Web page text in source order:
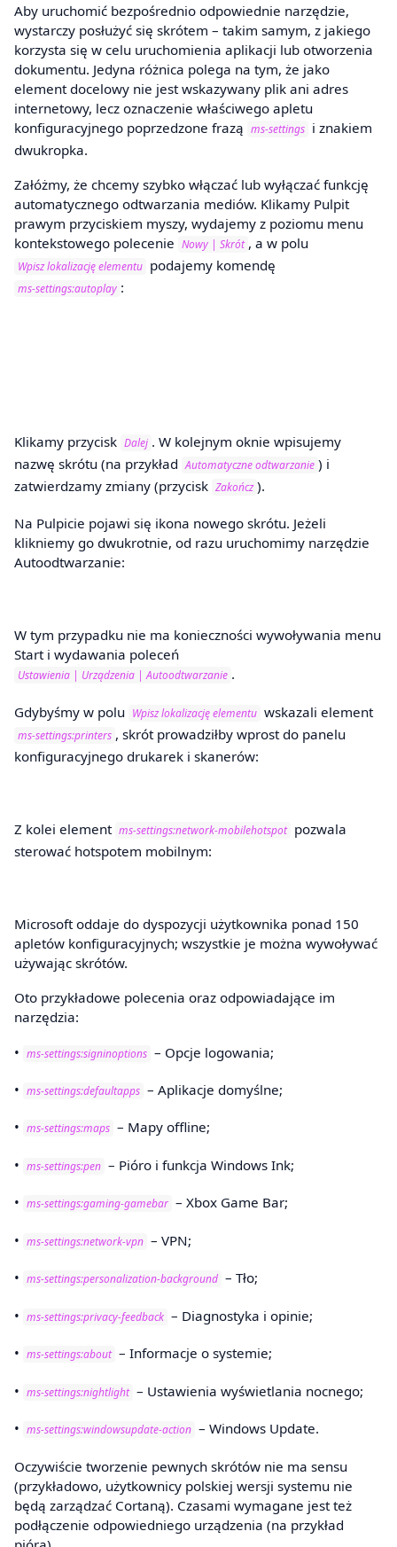
Aby uruchomić bezpośrednio odpowiednie narzędzie,
wystarczy posłużyć się skrótem – takim samym, z jakiego
korzysta się w celu uruchomienia aplikacji lub otworzenia
dokumentu. Jedyna różnica polega na tym, że jako
element docelowy nie jest wskazywany plik ani adres
internetowy, lecz oznaczenie właściwego apletu
konfiguracyjnego poprzedzone frazą ms-settings i znakiem
dwukropka.
Załóżmy, że chcemy szybko włączać lub wyłączać funkcję
automatycznego odtwarzania mediów. Klikamy Pulpit
prawym przyciskiem myszy, wydajemy z poziomu menu
kontekstowego polecenie Nowy | Skrót , a w polu
Wpisz lokalizację elementu podajemy komendę
ms-settings:autoplay :
Klikamy przycisk Dalej . W kolejnym oknie wpisujemy
nazwę skrótu (na przykład Automatyczne odtwarzanie ) i
zatwierdzamy zmiany (przycisk Zakończ ).
Na Pulpicie pojawi się ikona nowego skrótu. Jeżeli
klikniemy go dwukrotnie, od razu uruchomimy narzędzie
Autoodtwarzanie:
W tym przypadku nie ma konieczności wywoływania menu
Start i wydawania poleceń
Ustawienia | Urządzenia | Autoodtwarzanie .
Gdybyśmy w polu Wpisz lokalizację elementu wskazali element
ms-settings:printers , skrót prowadziłby wprost do panelu
konfiguracyjnego drukarek i skanerów:
Z kolei element ms-settings:network-mobilehotspot pozwala
sterować hotspotem mobilnym:
Microsoft oddaje do dyspozycji użytkownika ponad 150
apletów konfiguracyjnych; wszystkie je można wywoływać
używając skrótów.
Oto przykładowe polecenia oraz odpowiadające im
narzędzia:
• ms-settings:signinoptions – Opcje logowania;
• ms-settings:defaultapps – Aplikacje domyślne;
• ms-settings:maps – Mapy offline;
• ms-settings:pen – Pióro i funkcja Windows Ink;
• ms-settings:gaming-gamebar – Xbox Game Bar;
• ms-settings:network-vpn – VPN;
• ms-settings:personalization-background – Tło;
• ms-settings:privacy-feedback – Diagnostyka i opinie;
• ms-settings:about – Informacje o systemie;
• ms-settings:nightlight – Ustawienia wyświetlania nocnego;
• ms-settings:windowsupdate-action – Windows Update.
Oczywiście tworzenie pewnych skrótów nie ma sensu
(przykładowo, użytkownicy polskiej wersji systemu nie
będą zarządzać Cortaną). Czasami wymagane jest też
podłączenie odpowiedniego urządzenia (na przykład